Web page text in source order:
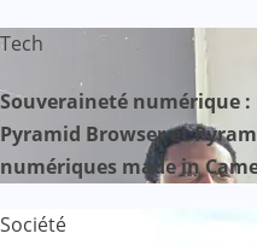
Tech
Souveraineté numérique
Pyramid Browser et
numériques made in
Société